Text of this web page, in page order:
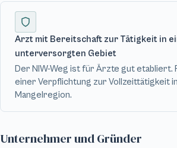
Arzt mit Bereitschaft zur Tätigkeit in
unterversorgten Gebiet
Der NIW-Weg ist für Ärzte gut etabliert.
einer Verpflichtung zur Vollzeittätigkeit
Mangelregion.
Unternehmer und Gründer